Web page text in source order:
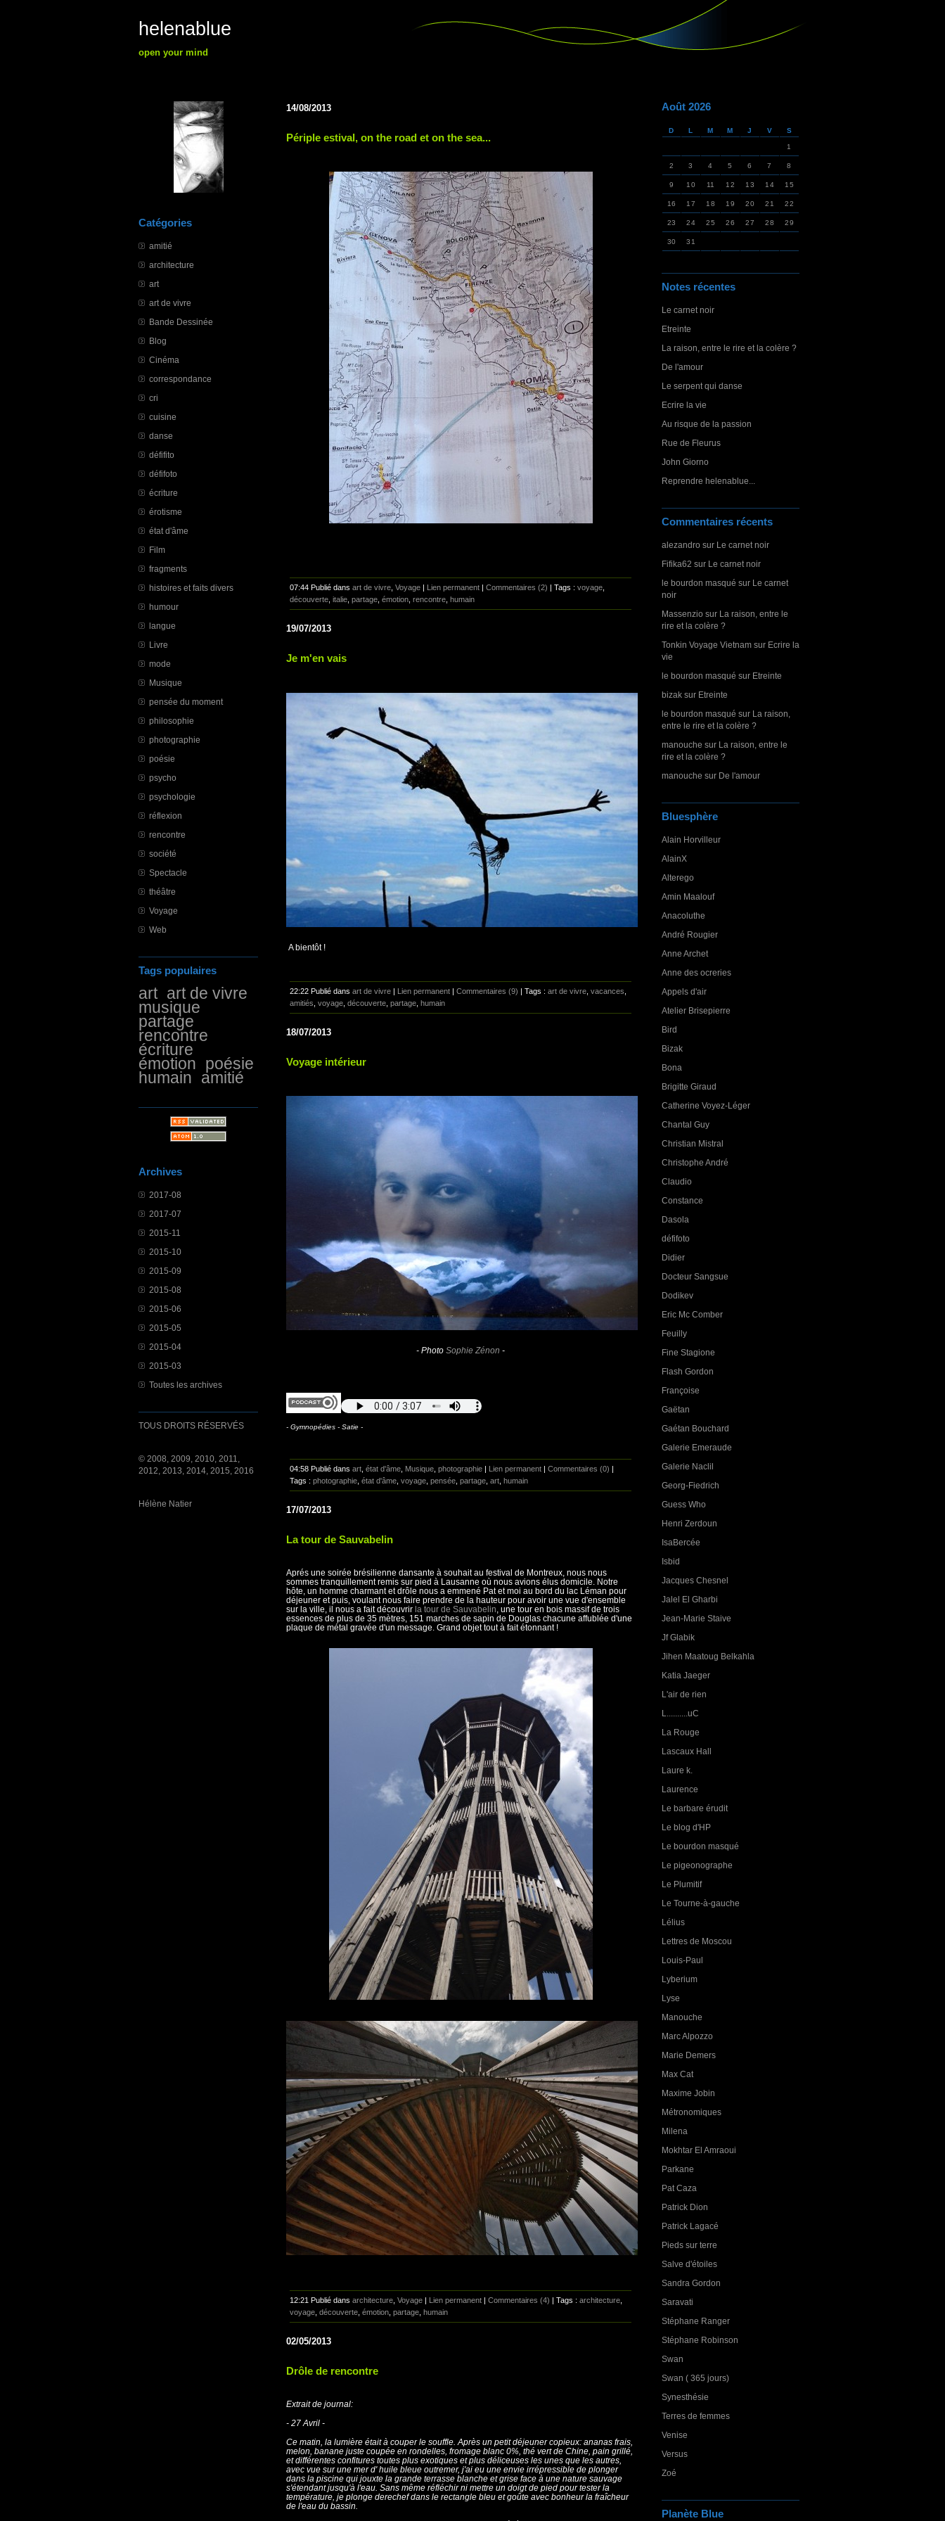
helenablue
open your mind
Catégories
amitié
architecture
art
art de vivre
Bande Dessinée
Blog
Cinéma
correspondance
cri
cuisine
danse
défifito
défifoto
écriture
érotisme
état d'âme
Film
fragments
histoires et faits divers
humour
langue
Livre
mode
Musique
pensée du moment
philosophie
photographie
poésie
psycho
psychologie
réflexion
rencontre
société
Spectacle
théâtre
Voyage
Web
Tags populaires
art art de vivre
musique
partage
rencontre
écriture
émotion poésie
humain amitié
Archives
2017-08
2017-07
2015-11
2015-10
2015-09
2015-08
2015-06
2015-05
2015-04
2015-03
Toutes les archives
TOUS DROITS RÉSERVÉS
© 2008, 2009, 2010, 2011,
2012, 2013, 2014, 2015, 2016
Hélène Natier
Août 2026
D L M M J V S
1
2 3 4 5 6 7 8
9 10 11 12 13 14 15
16 17 18 19 20 21 22
23 24 25 26 27 28 29
30 31
Notes récentes
Le carnet noir
Etreinte
La raison, entre le rire et la colère ?
De l'amour
Le serpent qui danse
Ecrire la vie
Au risque de la passion
Rue de Fleurus
John Giorno
Reprendre helenablue...
Commentaires récents
alezandro sur Le carnet noir
Fifika62 sur Le carnet noir
le bourdon masqué sur Le carnet
noir
Massenzio sur La raison, entre le
rire et la colère ?
Tonkin Voyage Vietnam sur Ecrire la
vie
le bourdon masqué sur Etreinte
bizak sur Etreinte
le bourdon masqué sur La raison,
entre le rire et la colère ?
manouche sur La raison, entre le
rire et la colère ?
manouche sur De l'amour
Bluesphère
Alain Horvilleur
AlainX
Alterego
Amin Maalouf
Anacoluthe
André Rougier
Anne Archet
Anne des ocreries
Appels d'air
Atelier Brisepierre
Bird
Bizak
Bona
Brigitte Giraud
Catherine Voyez-Léger
Chantal Guy
Christian Mistral
Christophe André
Claudio
Constance
Dasola
défifoto
Didier
Docteur Sangsue
Dodikev
Eric Mc Comber
Feuilly
Fine Stagione
Flash Gordon
Françoise
Gaëtan
Gaétan Bouchard
Galerie Emeraude
Galerie Naclil
Georg-Fiedrich
Guess Who
Henri Zerdoun
IsaBercée
Isbid
Jacques Chesnel
Jalel El Gharbi
Jean-Marie Staive
Jf Glabik
Jihen Maatoug Belkahla
Katia Jaeger
L'air de rien
L..........uC
La Rouge
Lascaux Hall
Laure k.
Laurence
Le barbare érudit
Le blog d'HP
Le bourdon masqué
Le pigeonographe
Le Plumitif
Le Tourne-à-gauche
Lélius
Lettres de Moscou
Louis-Paul
Lyberium
Lyse
Manouche
Marc Alpozzo
Marie Demers
Max Cat
Maxime Jobin
Métronomiques
Milena
Mokhtar El Amraoui
Parkane
Pat Caza
Patrick Dion
Patrick Lagacé
Pieds sur terre
Salve d'étoiles
Sandra Gordon
Saravati
Stéphane Ranger
Stéphane Robinson
Swan
Swan ( 365 jours)
Synesthésie
Terres de femmes
Venise
Versus
Zoé
Planète Blue
14/08/2013
Périple estival, on the road et on the sea...
07:44 Publié dans art de vivre, Voyage Lien permanent Commentaires (2) | Tags : voyage,
découverte, italie, partage, émotion, rencontre, humain
19/07/2013
Je m'en vais
A bientôt !
22:22 Publié dans art de vivre | Lien permanent | Commentaires (9) | Tags : art de vivre vacances
amitiés voyage découverte partage humain
18/07/2013
Voyage intérieur
- Photo Sophie Zénon -
- Gymnopédies - Satie -
04:58 Publié dans art état d'âme Musique photographie Lien permanent Commentaires (0)
Tags : photographie état d'âme voyage pensée partage art humain
17/07/2013
La tour de Sauvabelin
Aprés une soirée brésilienne dansante à souhait au festival de Montreux, nous nous
sommes tranquillement remis sur pied à Lausanne où nous avions élus domicile. Notre
hôte, un homme charmant et drôle nous a emmené Pat et moi au bord du lac Léman pour
déjeuner et puis, voulant nous faire prendre de la hauteur pour avoir une vue d'ensemble
sur la ville, il nous a fait découvrir la tour de Sauvabelin , une tour en bois massif de trois
essences de plus de 35 mètres, 151 marches de sapin de Douglas chacune affublée d'une
plaque de métal gravée d'un message. Grand objet tout à fait étonnant !
12:21 Publié dans architecture Voyage | Lien permanent | Commentaires (4) | Tags : architecture
voyage découverte émotion partage humain
02/05/2013
Drôle de rencontre
Extrait de journal:
- 27 Avril -
Ce matin, la lumière était à couper le souffle. Après un petit déjeuner copieux: ananas frais,
melon, banane juste coupée en rondelles, fromage blanc 0%, thé vert de Chine, pain grillé,
et différentes confitures toutes plus exotiques et plus déliceuses les unes que les autres,
avec vue sur une mer d' huile bleue outremer, j'ai eu une envie irrépressible de plonger
dans la piscine qui jouxte la grande terrasse blanche et grise face à une nature sauvage
s'étendant jusqu'à l'eau. Sans même réfléchir ni mettre un doigt de pied pour tester la
température, je plonge derechef dans le rectangle bleu et goûte avec bonheur la fraîcheur
de l'eau du bassin.